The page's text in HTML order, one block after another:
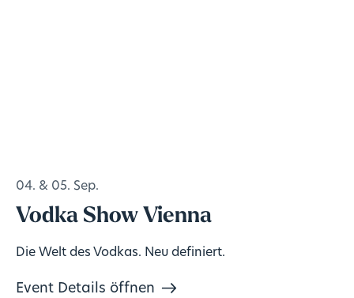
04. & 05. Sep.
Vodka Show Vienna
Die Welt des Vodkas. Neu definiert.
Event Details öffnen